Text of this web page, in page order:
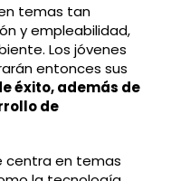
temas tan
y empleabilidad,
Los jóvenes
entonces sus
éxito, además de
de
centra en temas